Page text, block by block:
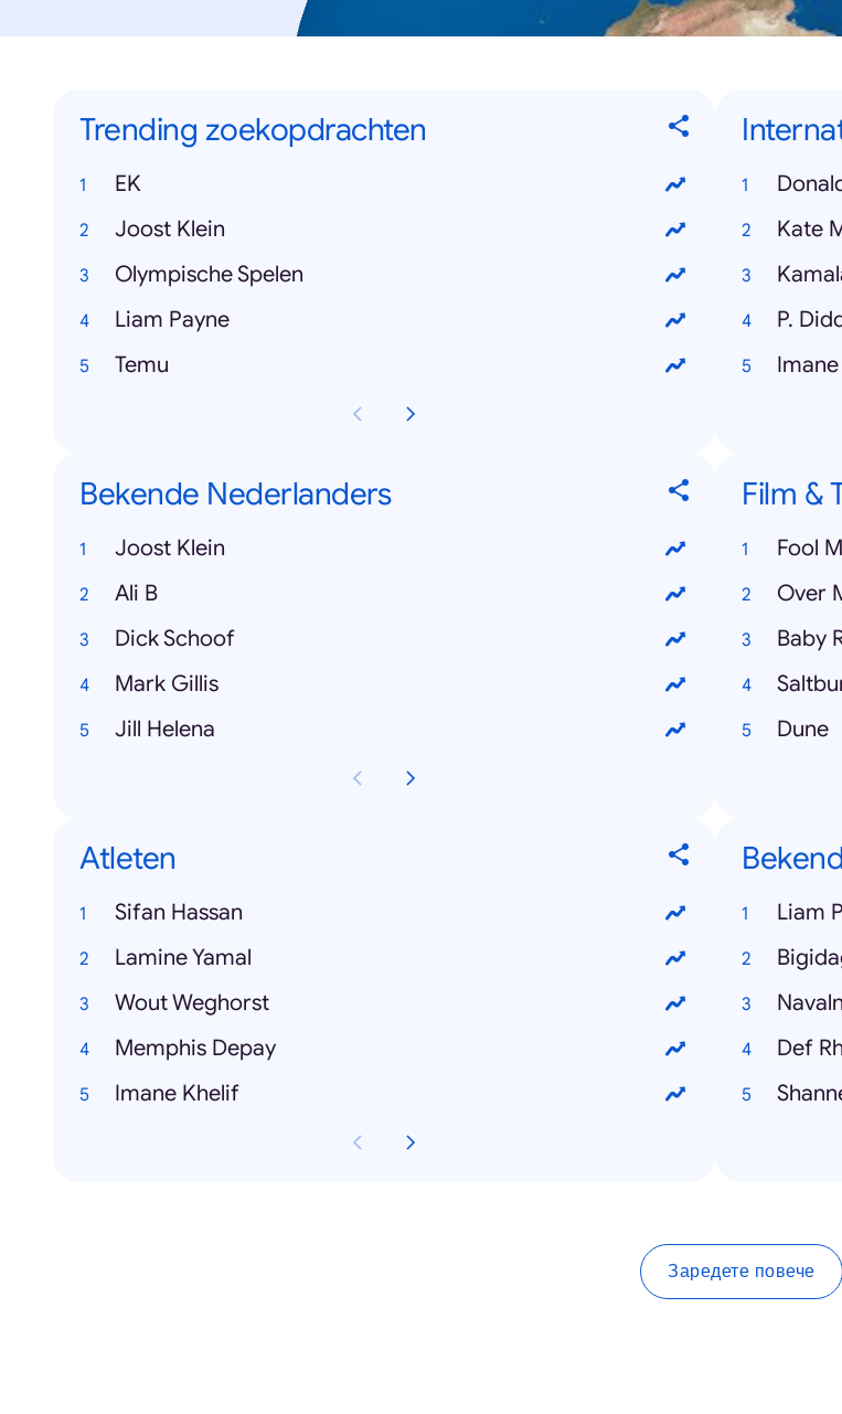
Trending zoekopdrachten
EK
Joost Klein
Olympische Spelen
Liam Payne
Temu
Kate
P.
Bekende Nederlanders
Joost Klein
Ali B
Dick Schoof
Mark Gillis
Jill Helena
Film &
Fool
Over
Baby
Dune
Atleten
Sifan Hassan
Lamine Yamal
Wout Weghorst
Memphis Depay
Imane Khelif
Liam
Def
Заредете повече